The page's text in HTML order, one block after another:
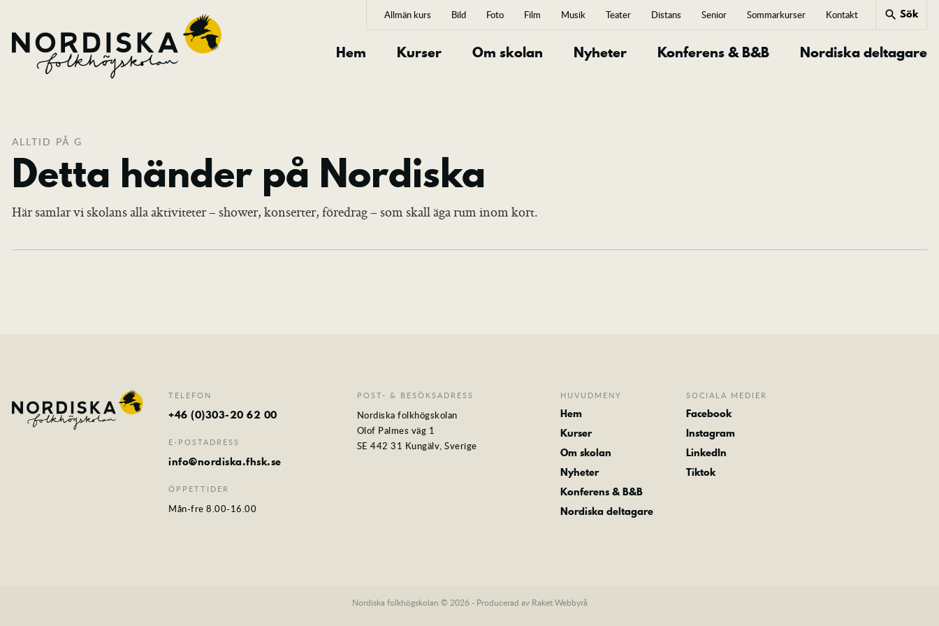
Allmän kurs Bild Foto Film Musik Teater Distans Senior Sommarkurser Kontakt search Sök
Hem Kurser Om skolan Nyheter Konferens & B&B Nordiska deltagare
ALLTID PÅ G
Detta händer på Nordiska
Här samlar vi skolans alla aktiviteter – shower, konserter, föredrag – som skall äga rum inom kort.
TELEFON
+46 (0)303-20 62 00
E-POSTADRESS
info@nordiska.fhsk.se
ÖPPETTIDER
Mån-fre 8.00-16.00
POST- & BESÖKSADRESS
Nordiska folkhögskolan
Olof Palmes väg 1
SE 442 31 Kungälv, Sverige
HUVUDMENY
Hem
Kurser
Om skolan
Nyheter
Konferens & B&B
Nordiska deltagare
SOCIALA MEDIER
Facebook
Instagram
LinkedIn
Tiktok
Nordiska folkhögskolan © 2026 - Producerad av Raket Webbyrå